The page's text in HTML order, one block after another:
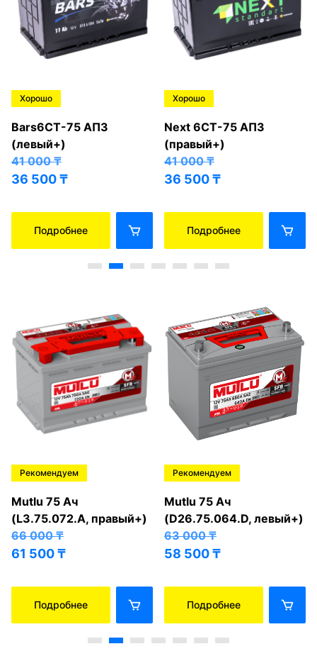
Хорошо
Bars6СТ-75 АПЗ
(левый+)
41 000₸
36 500₸
Подробнее
Хорошо
Next 6СТ-75 АПЗ
(правый+)
41 000₸
36 500₸
Подробнее
Рекомендуем
Mutlu 75 Ач
(L3.75.072.A, правый+)
66 000₸
61 500₸
Подробнее
Рекомендуем
Mutlu 75 Ач
(D26.75.064.D, левый+)
63 000₸
58 500₸
Подробнее